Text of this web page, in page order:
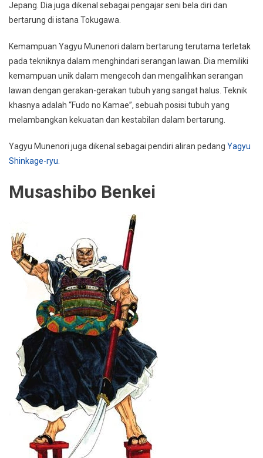
Jepang. Dia juga dikenal sebagai pengajar seni bela diri dan
bertarung di istana Tokugawa.
Kemampuan Yagyu Munenori dalam bertarung terutama terletak
pada tekniknya dalam menghindari serangan lawan. Dia memiliki
kemampuan unik dalam mengecoh dan mengalihkan serangan
lawan dengan gerakan-gerakan tubuh yang sangat halus. Teknik
khasnya adalah “Fudo no Kamae”, sebuah posisi tubuh yang
melambangkan kekuatan dan kestabilan dalam bertarung.
Yagyu Munenori juga dikenal sebagai pendiri aliran pedang Yagyu
Shinkage-ryu.
Musashibo Benkei